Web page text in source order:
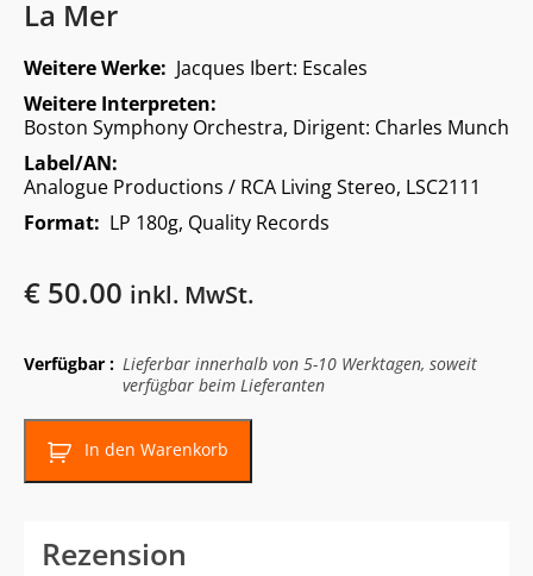
La Mer
Weitere Werke: Jacques Ibert: Escales
Weitere Interpreten:
Boston Symphony Orchestra, Dirigent: Charles Munch
Label/AN:
Analogue Productions / RCA Living Stereo, LSC2111
Format: LP 180g, Quality Records
€ 50.00 inkl. MwSt.
Verfügbar : Lieferbar innerhalb von 5-10 Werktagen, soweit
verfügbar beim Lieferanten
In den Warenkorb
Rezension